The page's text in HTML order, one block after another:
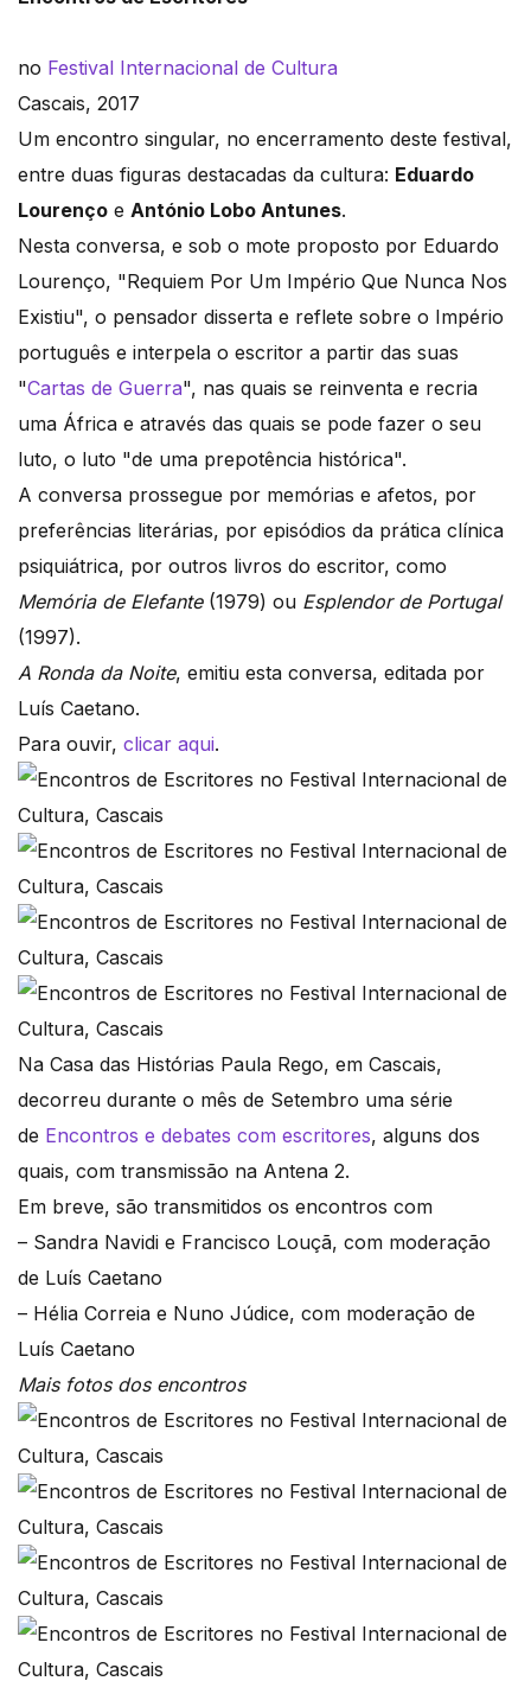
no Festival Internacional de Cultura
Cascais, 2017
Um encontro singular, no encerramento deste festival,
entre duas figuras destacadas da cultura: Eduardo
Lourenço e António Lobo Antunes.
Nesta conversa, e sob o mote proposto por Eduardo
Lourenço, "Requiem Por Um Império Que Nunca Nos
Existiu", o pensador disserta e reflete sobre o Império
português e interpela o escritor a partir das suas
"Cartas de Guerra", nas quais se reinventa e recria
uma África e através das quais se pode fazer o seu
luto, o luto "de uma prepotência histórica".
A conversa prossegue por memórias e afetos, por
preferências literárias, por episódios da prática clínica
psiquiátrica, por outros livros do escritor, como
Memória de Elefante (1979) ou Esplendor de Portugal
(1997).
A Ronda da Noite, emitiu esta conversa, editada por
Luís Caetano.
Para ouvir, clicar aqui.
Na Casa das Histórias Paula Rego, em Cascais,
decorreu durante o mês de Setembro uma série
de Encontros e debates com escritores, alguns dos
quais, com transmissão na Antena 2.
Em breve, são transmitidos os encontros com
– Sandra Navidi e Francisco Louçã, com moderação
de Luís Caetano
– Hélia Correia e Nuno Júdice, com moderação de
Luís Caetano
Mais fotos dos encontros